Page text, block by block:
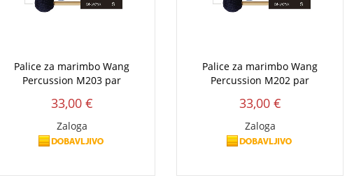
Palice za marimbo Wang
Percussion M203 par
33,00 €
Zaloga
Palice za marimbo Wang
Percussion M202 par
33,00 €
Zaloga